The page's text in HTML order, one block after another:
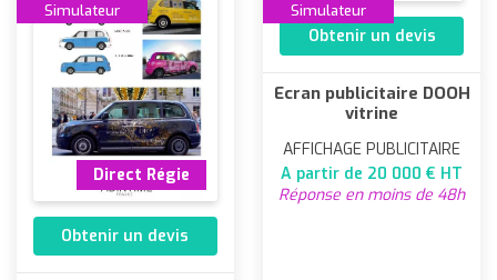
Direct Régie
Simulateur
Obtenir un devis
Simulateur
Obtenir un devis
Ecran publicitaire DOOH
vitrine
AFFICHAGE PUBLICITAIRE
A partir de 20 000 € HT
Réponse en moins de 48h